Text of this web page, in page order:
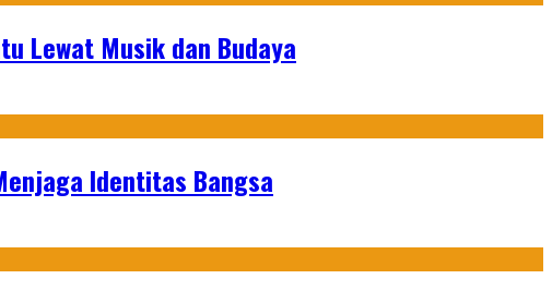
Lewat Musik dan Budaya
Identitas Bangsa